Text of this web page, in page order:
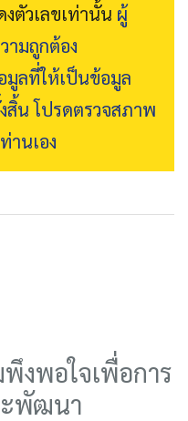
ตัวเลขเท่านั้น ผู้
ามถูกต้อง
ลที่ให้เป็นข้อมูล
สิ้น โปรดตรวจสภาพ
านเอง
งพอใจเพื่อการ
พัฒนา